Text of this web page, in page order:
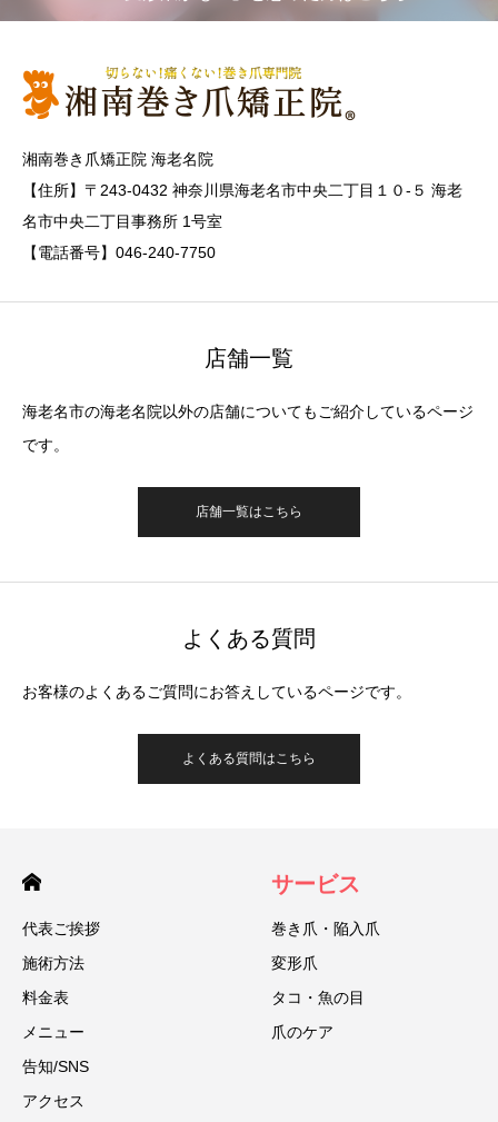
湘南巻き爪矯正院 海老名院
【住所】〒243-0432 神奈川県海老名市中央二丁目１０-５ 海老
名市中央二丁目事務所 1号室
【電話番号】046-240-7750
店舗一覧
海老名市の海老名院以外の店舗についてもご紹介しているページ
です。
店舗一覧はこちら
よくある質問
お客様のよくあるご質問にお答えしているページです。
よくある質問はこちら
代表ご挨拶
施術方法
料金表
メニュー
告知/SNS
アクセス
サービス
巻き爪・陥入爪
変形爪
タコ・魚の目
爪のケア